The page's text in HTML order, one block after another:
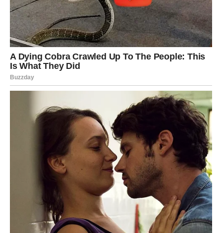
vam otkrije istinu. Ljubav je strastvena, ali i intenzivna –
emocije se rasplamsavaju, ali pazite na ljubomoru.
Na poslovnom planu moguće je priznanje, pohvala ili
važan razgovor sa autoritetom. Nemojte reagovati iz ega
– smirenost vam donosi pobedu. Treći dan donosi osećaj
lične snage i samopouzdanja.
DEVICA
Naredna tri dana donose vam potrebu za
povlačenjem i
. Umorni ste od previše odgovornosti i želite
jasne odgovore. Ljubavno – ili se odnos produbljuje
iskrenim razgovorom, ili shvatate da je vreme da pustite
ono što vas iscrpljuje.
Na poslu obratite pažnju na detalje – jedna mala stvar
može doneti veliku prednost. Treći dan donosi
rasterećenje, lakši san i osećaj da ste doneli pravu